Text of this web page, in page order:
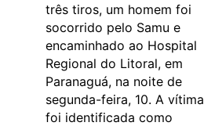
três tiros, um homem foi
socorrido pelo Samu e
encaminhado ao Hospital
Regional do Litoral, em
Paranaguá, na noite de
segunda-feira, 10. A vítima
foi identificada como